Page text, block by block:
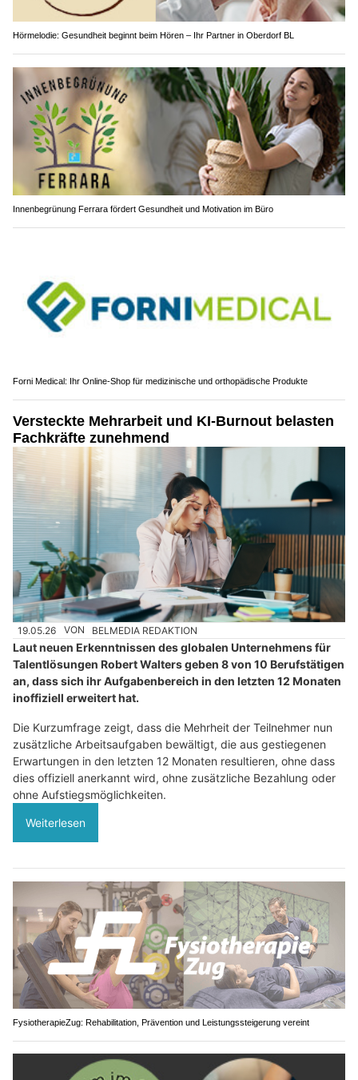
Hörmelodie: Gesundheit beginnt beim Hören – Ihr Partner in Oberdorf BL
Innenbegrünung Ferrara fördert Gesundheit und Motivation im Büro
Forni Medical: Ihr Online-Shop für medizinische und orthopädische Produkte
Versteckte Mehrarbeit und KI-Burnout belasten
Fachkräfte zunehmend
19.05.26 VON BELMEDIA REDAKTION
Laut neuen Erkenntnissen des globalen Unternehmens für
Talentlösungen Robert Walters geben 8 von 10 Berufstätigen
an, dass sich ihr Aufgabenbereich in den letzten 12 Monaten
inoffiziell erweitert hat.
Die Kurzumfrage zeigt, dass die Mehrheit der Teilnehmer nun
zusätzliche Arbeitsaufgaben bewältigt, die aus gestiegenen
Erwartungen in den letzten 12 Monaten resultieren, ohne dass
dies offiziell anerkannt wird, ohne zusätzliche Bezahlung oder
ohne Aufstiegsmöglichkeiten.
Weiterlesen
FysiotherapieZug: Rehabilitation, Prävention und Leistungssteigerung vereint